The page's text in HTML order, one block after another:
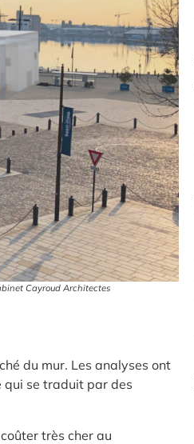
Cayroud Architectes
du mur. Les analyses ont
qui se traduit par des
très cher au